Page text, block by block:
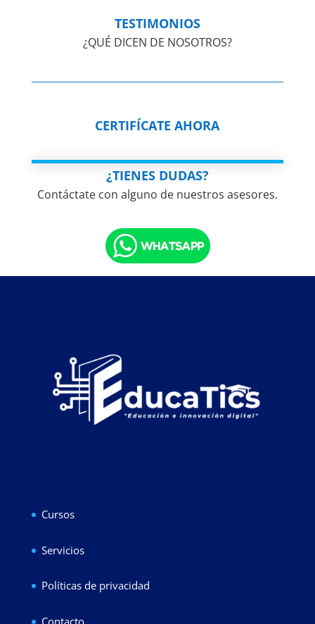
TESTIMONIOS
¿QUÉ DICEN DE NOSOTROS?
CERTIFÍCATE AHORA
¿TIENES DUDAS?
Contáctate con alguno de nuestros asesores.
Cursos
Servicios
Políticas de privacidad
Contacto